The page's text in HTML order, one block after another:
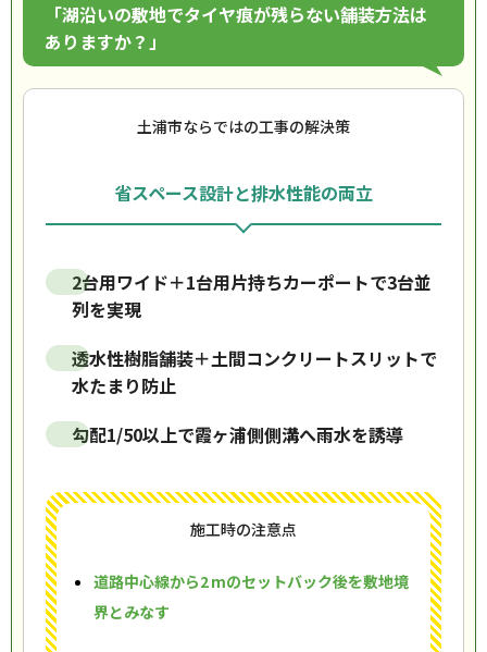
「湖沿いの敷地でタイヤ痕が残らない舗装方法は
ありますか？」
土浦市ならではの工事の解決策
省スペース設計と排水性能の両立
2台用ワイド＋1台用片持ちカーポートで3台並
列を実現
透水性樹脂舗装＋土間コンクリートスリットで
水たまり防止
勾配1/50以上で霞ヶ浦側側溝へ雨水を誘導
施工時の注意点
道路中心線から2 mのセットバック後を敷地境
界とみなす